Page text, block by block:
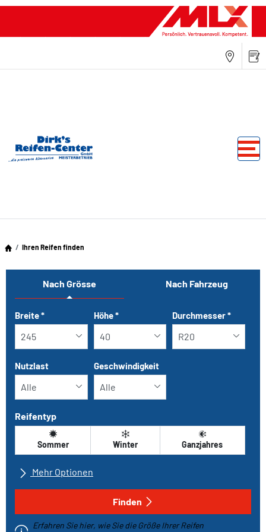
Ihren Reifen finden
Nach Grösse Nach Fahrzeug
Tab updated: Nach Grösse
Breite* Höhe* Durchmesser*
Nutzlast Geschwindigkeit
Reifentyp
Sommer Winter Ganzjahres
Mehr Optionen
Alle Marken
Finden
Erfahren Sie hier, wie Sie die Größe Ihrer Reifen